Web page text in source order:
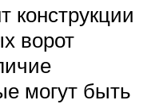
конструкции
ворот
могут быть